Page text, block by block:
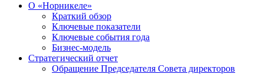
О «Норникеле»
Краткий обзор
Ключевые показатели
Ключевые события года
Бизнес-модель
Стратегический отчет
Обращение Председателя Совета директоров